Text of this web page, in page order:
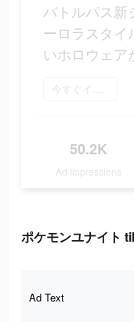
バトルパス新
ーロラスタイ
いホロウェア
今すぐインストール
50.2K
Ad Impressions
ポケモンユナイト
Ad Text